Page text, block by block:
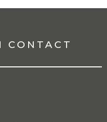
CONTACT